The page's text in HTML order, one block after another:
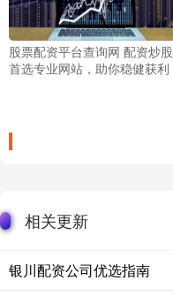
股票配资平台查询网 配资炒股
首选专业网站，助你稳健获利
相关更新
银川配资公司优选指南